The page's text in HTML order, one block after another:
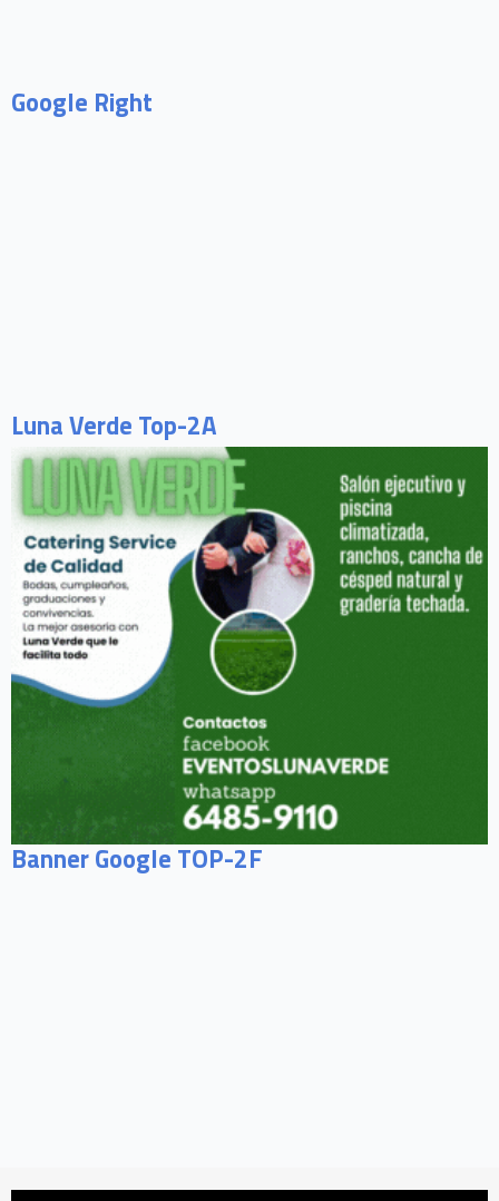
Google Right
Luna Verde Top-2A
Banner Google TOP-2F